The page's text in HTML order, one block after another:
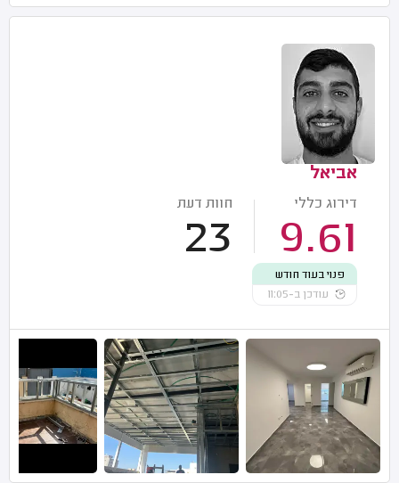
אביאל
דירוג כללי
9.61
חוות דעת
23
פנוי בעוד חודש
עודכן ב-11:05